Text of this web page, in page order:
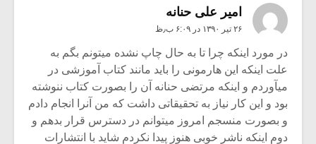
امیر علی حنانه
۲۶ تیر ۱۳۹۰ در ۶:۰۹ ب٫ظ
در مورد اینکه چرا تا به حال چاپ نشده میتونم بگم به
علت اینکه این هارمونی را باید مانند کتاب آموزشی در
میآوردم و اینکه مرتضی حنانه آن را بصورت کتاب ننوشته
بود و این کار نیاز به تحقیقاتی داشت که من آنرا انجام دادم
و بصورت منسجم امروز میتوانم در دسترس قرار بدهم و
دوم اینکه ناشر خوبی هنوز پیدا نکردم شاید با انتشارات